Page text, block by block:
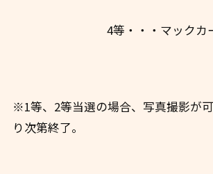
4等・・・マックカード
※1等、2等当選の場合、写真撮影が
り次第終了。